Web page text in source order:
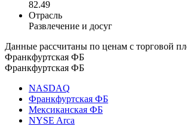
82.49
Отрасль
Развлечение и досуг
Данные рассчитаны по ценам с торговой
Франкфуртская ФБ
Франкфуртская ФБ
NASDAQ
Франкфуртская ФБ
Мексиканская ФБ
NYSE Arca